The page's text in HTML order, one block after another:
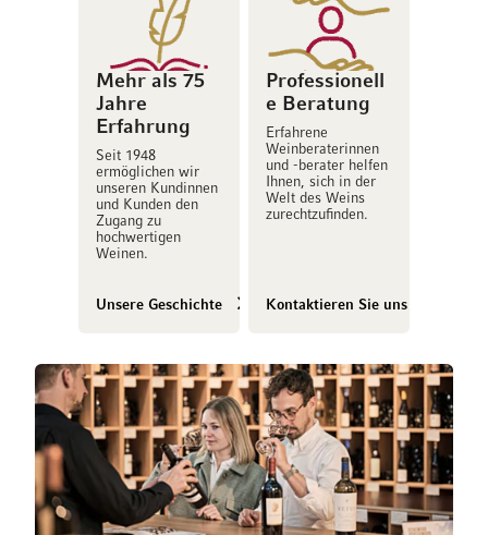
Mehr als 75
Jahre
Erfahrung
Seit 1948
ermöglichen wir
unseren Kundinnen
und Kunden den
Zugang zu
hochwertigen
Weinen.
Unsere Geschichte
Professionell
e Beratung
Erfahrene
Weinberaterinnen
und -berater helfen
Ihnen, sich in der
Welt des Weins
zurechtzufinden.
Kontaktieren Sie uns